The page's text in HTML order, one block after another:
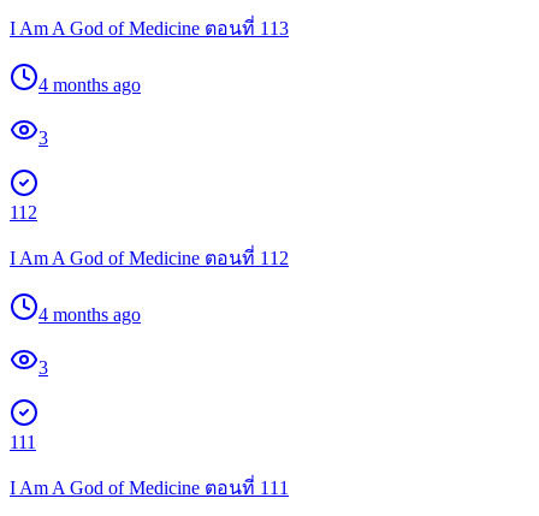
I Am A God of Medicine ตอนที่ 113
4 months ago
3
112
I Am A God of Medicine ตอนที่ 112
4 months ago
3
111
I Am A God of Medicine ตอนที่ 111